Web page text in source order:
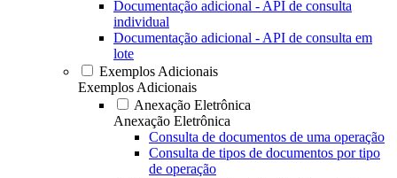
Documentação adicional - API de consulta
individual
Documentação adicional - API de consulta em
lote
Exemplos Adicionais
Exemplos Adicionais
Anexação Eletrônica
Anexação Eletrônica
Consulta de documentos de uma operação
Consulta de tipos de documentos por tipo
de operação